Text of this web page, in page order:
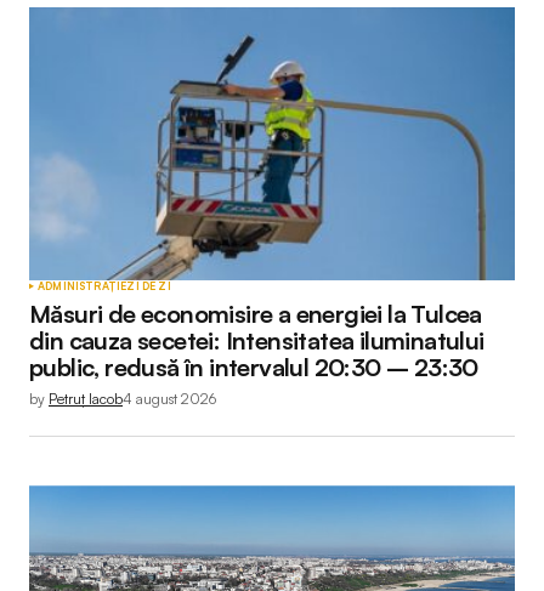
ADMINISTRAȚIEZI DE ZI
Măsuri de economisire a energiei la Tulcea
din cauza secetei: Intensitatea iluminatului
public, redusă în intervalul 20:30 – 23:30
by Petruț Iacob4 august 2026